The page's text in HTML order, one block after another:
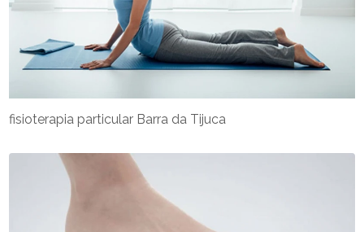
fisioterapia particular Barra da Tijuca